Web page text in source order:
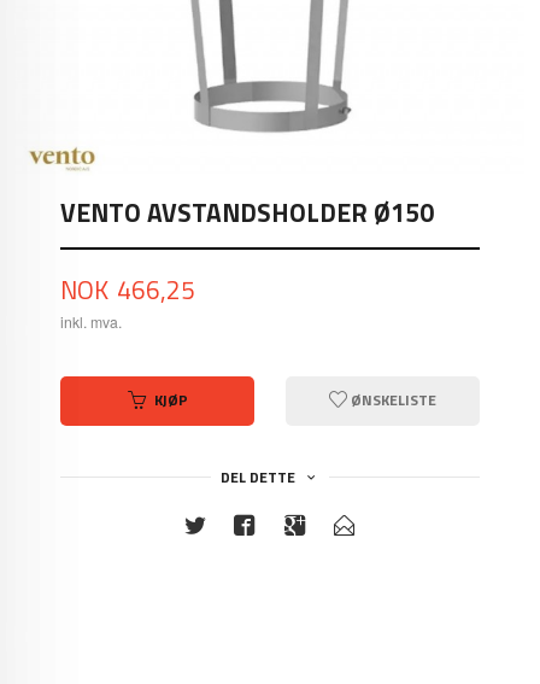
VENTO AVSTANDSHOLDER Ø150
Pris
NOK 466,25
inkl. mva.
KJØP ØNSKELISTE
DEL DETTE